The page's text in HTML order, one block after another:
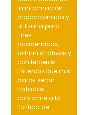
la información
proporcionada y
utilizarla para
fines
académicos,
administrativos y
con terceros.
Entiendo que mis
datos serán
tratados
conforme a la
Política de